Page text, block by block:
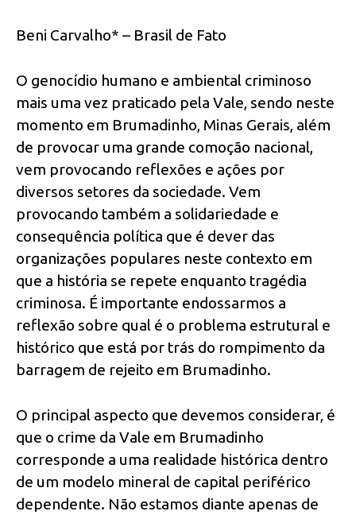
Beni Carvalho* – Brasil de Fato
O genocídio humano e ambiental criminoso
mais uma vez praticado pela Vale, sendo neste
momento em Brumadinho, Minas Gerais, além
de provocar uma grande comoção nacional,
vem provocando reflexões e ações por
diversos setores da sociedade. Vem
provocando também a solidariedade e
consequência política que é dever das
organizações populares neste contexto em
que a história se repete enquanto tragédia
criminosa. É importante endossarmos a
reflexão sobre qual é o problema estrutural e
histórico que está por trás do rompimento da
barragem de rejeito em Brumadinho.
O principal aspecto que devemos considerar, é
que o crime da Vale em Brumadinho
corresponde a uma realidade histórica dentro
de um modelo mineral de capital periférico
dependente. Não estamos diante apenas de